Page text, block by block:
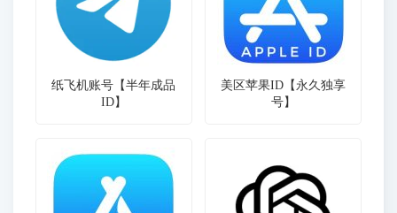
纸飞机账号【半年成品
ID】
美区苹果ID【永久独享
号】